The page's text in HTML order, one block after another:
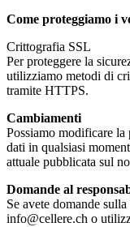
Come proteggiamo i
Crittografia SSL
Per proteggere la
utilizziamo metodi di
tramite HTTPS.
Cambiamenti
Possiamo modificare la
dati in qualsiasi
attuale pubblicata sul
Domande al
Se avete domande
info@cellere.ch o